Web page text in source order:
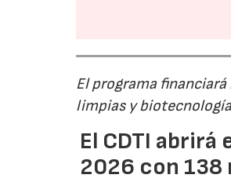
El programa
limpias y
El CDTI
2026 con 138